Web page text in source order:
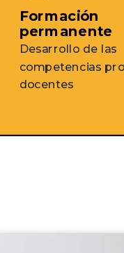
Formación
permanente
Desarrollo de las
competencias
docentes